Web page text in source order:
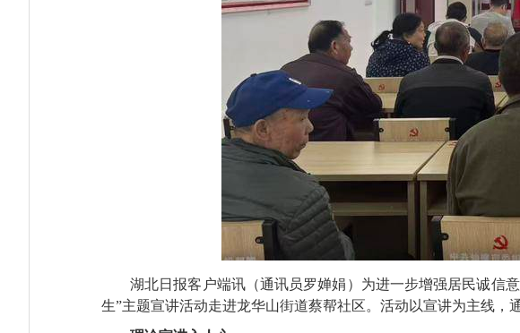
湖北日报客户端讯（通讯员罗婵娟 ）为进一步增强居民诚信
生”主题宣讲活动走进龙华山街道蔡帮社区。活动以宣讲为主线，